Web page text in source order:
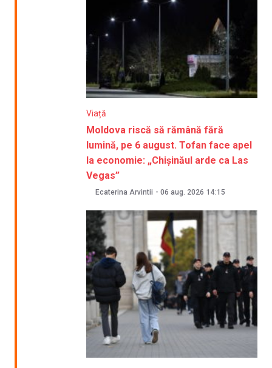
Viață
Moldova riscă să rămână fără
lumină, pe 6 august. Tofan face apel
la economie: „Chișinăul arde ca Las
Vegas”
Ecaterina Arvintii - 06 aug. 2026 14:15